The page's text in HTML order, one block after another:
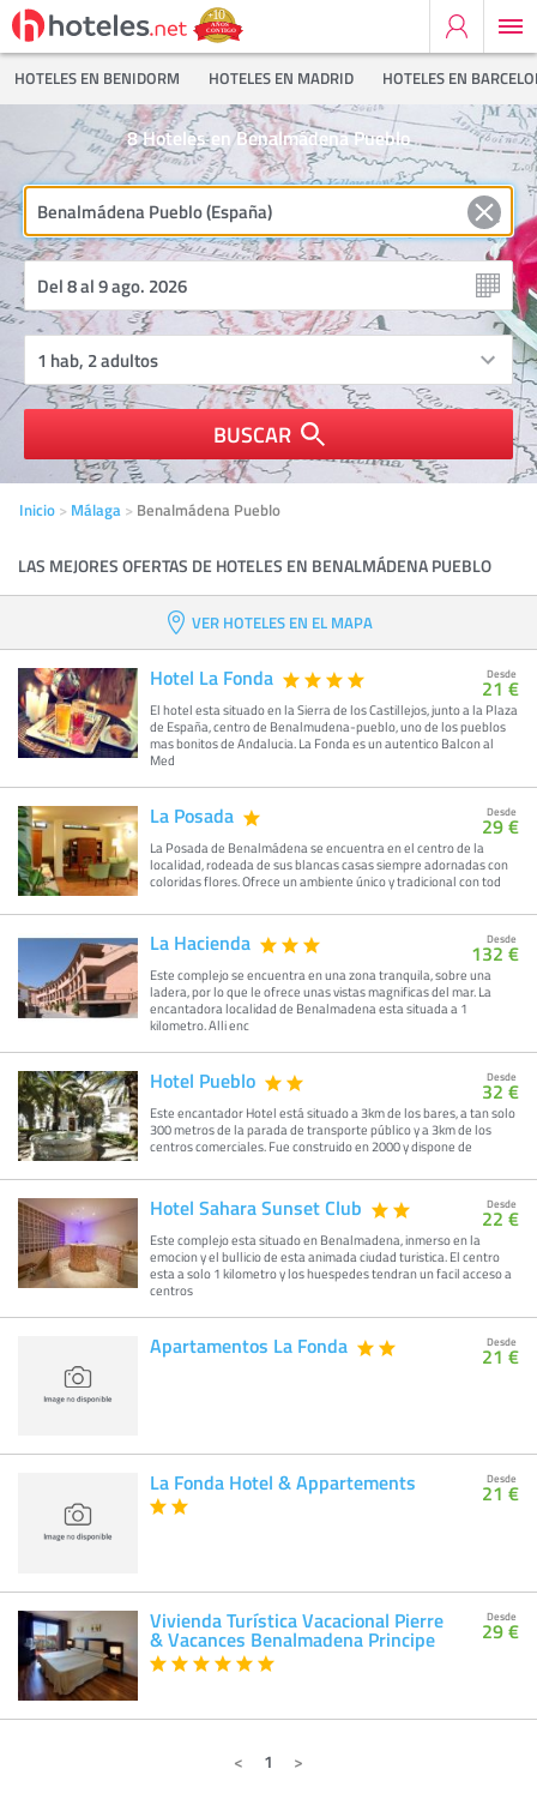
HOTELES EN BENIDORM HOTELES EN MADRID HOTELES EN
Hoteles en Benalmádena Pueblo
8
BUSCAR
Inicio Málaga Benalmádena Pueblo
LAS MEJORES OFERTAS DE HOTELES EN BENALMÁDENA PUEBLO
VER HOTELES EN EL MAPA
Hotel La Fonda
El hotel esta situado en la Sierra de los Castillejos, junto a la Plaza
de España, centro de Benalmudena-pueblo, uno de los pueblos
mas bonitos de Andalucia. La Fonda es un autentico Balcon al
Med
Desde
21 €
La Posada
La Posada de Benalmádena se encuentra en el centro de la
localidad, rodeada de sus blancas casas siempre adornadas con
coloridas flores. Ofrece un ambiente único y tradicional con tod
Desde
29 €
La Hacienda
Este complejo se encuentra en una zona tranquila, sobre una
ladera, por lo que le ofrece unas vistas magnificas del mar. La
encantadora localidad de Benalmadena esta situada a 1
kilometro. Alli enc
Desde
132 €
Hotel Pueblo
Este encantador Hotel está situado a 3km de los bares, a tan solo
300 metros de la parada de transporte público y a 3km de los
centros comerciales. Fue construido en 2000 y dispone de
Desde
32 €
Hotel Sahara Sunset Club
Este complejo esta situado en Benalmadena, inmerso en la
emocion y el bullicio de esta animada ciudad turistica. El centro
esta a solo 1 kilometro y los huespedes tendran un facil acceso a
centros
Desde
22 €
Apartamentos La Fonda Desde
21 €
La Fonda Hotel & Appartements Desde
21 €
Vivienda Turística Vacacional Pierre
& Vacances Benalmadena Principe
Desde
29 €
1